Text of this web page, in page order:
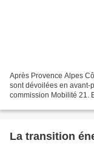
Après Provence Alpes
sont dévoilées en avant-
commission Mobilité 21.
La transition